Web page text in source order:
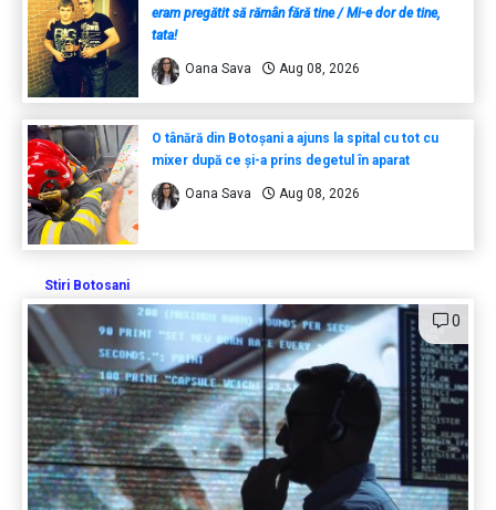
eram pregătit să rămân fără tine / Mi-e dor de tine,
tata!
Oana Sava Aug 08, 2026
O tânără din Botoșani a ajuns la spital cu tot cu
mixer după ce și-a prins degetul în aparat
Oana Sava Aug 08, 2026
Stiri Botosani
0